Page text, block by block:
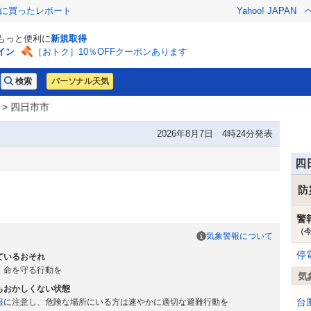
買ったレポート Yahoo! JAPAN
っと便利に新規取得
ン
［おトク］10％OFFクーポンあります
パーソナル天気
> 四日市市
2026年8月7日 4時24分発表
いるおそれ
命を守る行動を
おかしくない状態
に注意し、危険な場所にいる方は速やかに適切な避難行動を
気象警報について
四
警
（
停
気
台